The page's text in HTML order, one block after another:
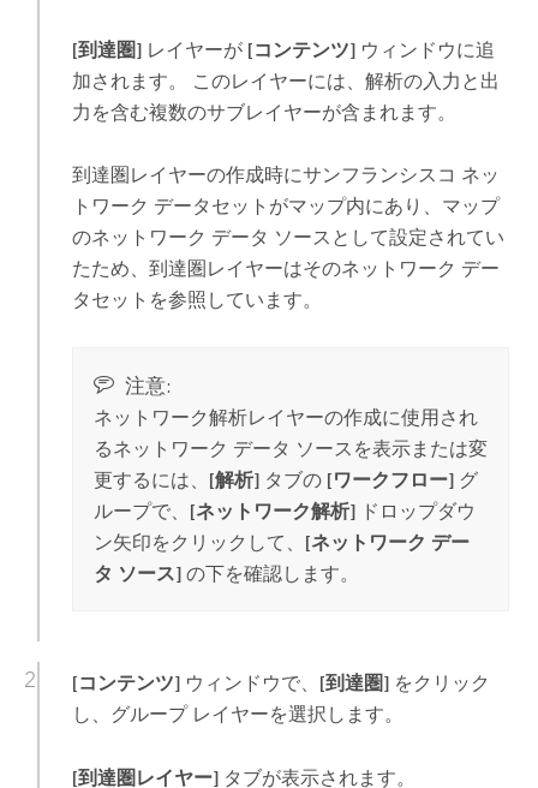
[到達圏]レイヤーが [コンテンツ]ウィンドウに追
加されます。 このレイヤーには、解析の入力と出
力を含む複数のサブレイヤーが含まれます。
到達圏レイヤーの作成時にサンフランシスコ ネッ
トワーク データセットがマップ内にあり、マップ
のネットワーク データ ソースとして設定されてい
たため、到達圏レイヤーはそのネットワーク デー
タセットを参照しています。
注意:
ネットワーク解析レイヤーの作成に使用され
るネットワーク データ ソースを表示または変
更するには、 [解析]タブの [ワークフロー]グ
ループで、 [ネットワーク解析]ドロップダウ
ン矢印をクリックして、 [ネットワーク デー
タ ソース]の下を確認します。
[コンテンツ]ウィンドウで、 [到達圏]をクリック
し、グループ レイヤーを選択します。
[到達圏レイヤー]タブが表示されます。